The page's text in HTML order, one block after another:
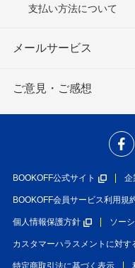
支払い方法について
メールサービス
ご意見・ご感想
BOOKOFF公式サイト 企
BOOKOFF会員サービス利用規
個人情報保護方針 ソー
カスタマーハラスメントに対す
特定商取引法に基づく表示